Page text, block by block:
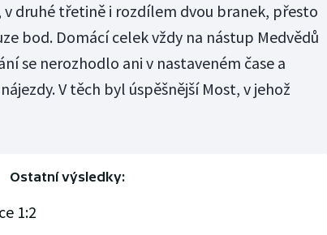
druhé třetině i rozdílem dvou branek, přesto
bod. Domácí celek vždy na nástup Medvědů
se nerozhodlo ani v nastaveném čase a
V těch byl úspěšnější Most, v jehož
Ostatní výsledky:
1:2